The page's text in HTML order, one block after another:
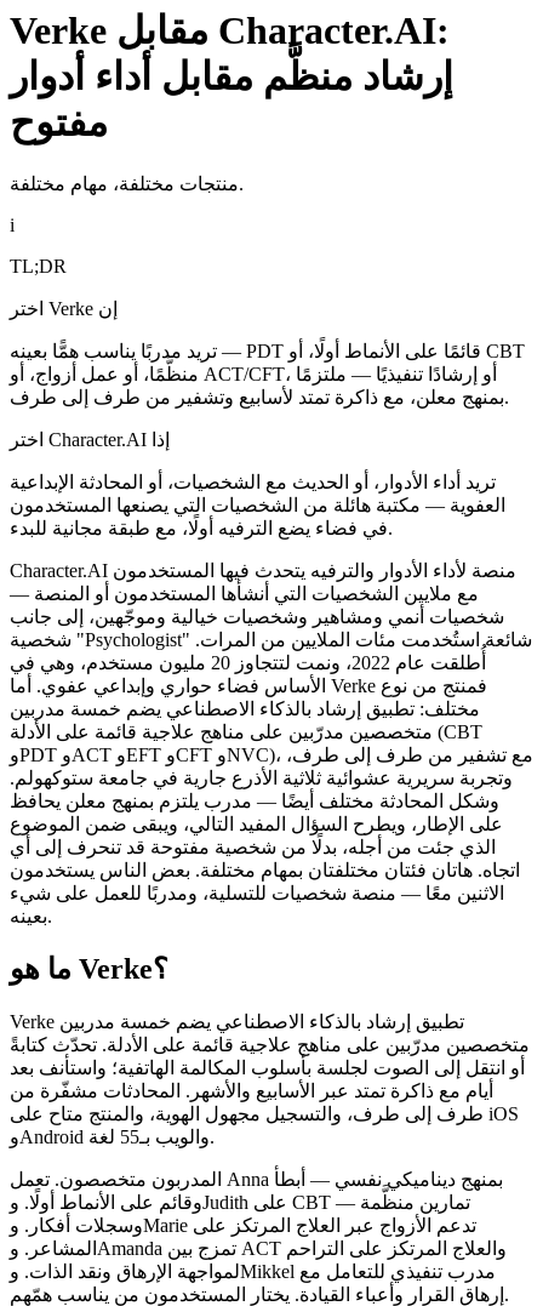
إرشاد منظَّم مقابل أداء أدوار
مفتوح
منتجات مختلفة، مهام مختلفة.
i
TL;DR
اختر Verke إن
تريد مدربًا يناسب همًّا بعينه — PDT قائمًا على الأنماط أولًا، أو CBT
منظَّمًا، أو عمل أزواج، أو ACT/CFT، أو إرشادًا تنفيذيًا — ملتزمًا
بمنهج معلن، مع ذاكرة تمتد لأسابيع وتشفير من طرف إلى طرف.
اختر Character.AI إذا
تريد أداء الأدوار، أو الحديث مع الشخصيات، أو المحادثة الإبداعية
العفوية — مكتبة هائلة من الشخصيات التي يصنعها المستخدمون
في فضاء يضع الترفيه أولًا، مع طبقة مجانية للبدء.
مع ملايين الشخصيات التي أنشأها المستخدمون أو المنصة —
شخصيات أنمي ومشاهير وشخصيات خيالية وموجّهين، إلى جانب
شخصية "Psychologist" شائعة استُخدمت مئات الملايين من المرات.
أُطلقت عام 2022، ونمت لتتجاوز 20 مليون مستخدم، وهي في
الأساس فضاء حواري وإبداعي عفوي. أما Verke فمنتج من نوع
مختلف: تطبيق إرشاد بالذكاء الاصطناعي يضم خمسة مدربين
متخصصين مدرّبين على مناهج علاجية قائمة على الأدلة (CBT
وPDT وACT وEFT وCFT وNVC)، مع تشفير من طرف إلى طرف،
وتجربة سريرية عشوائية ثلاثية الأذرع جارية في جامعة ستوكهولم.
وشكل المحادثة مختلف أيضًا — مدرب يلتزم بمنهج معلن يحافظ
على الإطار، ويطرح السؤال المفيد التالي، ويبقى ضمن الموضوع
الذي جئت من أجله، بدلًا من شخصية مفتوحة قد تنحرف إلى أي
اتجاه. هاتان فئتان مختلفتان بمهام مختلفة. بعض الناس يستخدمون
الاثنين معًا — منصة شخصيات للتسلية، ومدربًا للعمل على شيء
بعينه.
ما هو Verke؟
متخصصين مدرّبين على مناهج علاجية قائمة على الأدلة. تحدّث كتابةً
أو انتقل إلى الصوت لجلسة بأسلوب المكالمة الهاتفية؛ واستأنف بعد
أيام مع ذاكرة تمتد عبر الأسابيع والأشهر. المحادثات مشفّرة من
طرف إلى طرف، والتسجيل مجهول الهوية، والمنتج متاح على iOS
وAndroid والويب بـ55 لغة.
المدربون متخصصون. تعمل Anna بمنهج ديناميكي نفسي — أبطأ
وقائم على الأنماط أولًا. وJudith على CBT — تمارين منظَّمة
وسجلات أفكار. وMarie تدعم الأزواج عبر العلاج المرتكز على
المشاعر. وAmanda تمزج بين ACT والعلاج المرتكز على التراحم
لمواجهة الإرهاق ونقد الذات. وMikkel مدرب تنفيذي للتعامل مع
إرهاق القرار وأعباء القيادة. يختار المستخدمون من يناسب همّهم.